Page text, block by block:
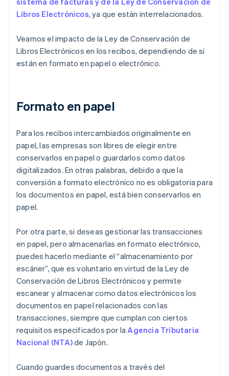
Libros Electrónicos, ya que están interrelacionados.
Veamos el impacto de la Ley de Conservación de
Libros Electrónicos en los recibos, dependiendo de si
están en formato en papel o electrónico.
Formato en papel
Para los recibos intercambiados originalmente en
papel, las empresas son libres de elegir entre
conservarlos en papel o guardarlos como datos
digitalizados. En otras palabras, debido a que la
conversión a formato electrónico no es obligatoria para
los documentos en papel, está bien conservarlos en
papel.
Por otra parte, si deseas gestionar las transacciones
en papel, pero almacenarlas en formato electrónico,
puedes hacerlo mediante el “almacenamiento por
escáner”, que es voluntario en virtud de la Ley de
Conservación de Libros Electrónicos y permite
escanear y almacenar como datos electrónicos los
documentos en papel relacionados con las
transacciones, siempre que cumplan con ciertos
requisitos especificados por laAgencia Tributaria
Nacional (NTA)de Japón.
Cuando guardes documentos a través del